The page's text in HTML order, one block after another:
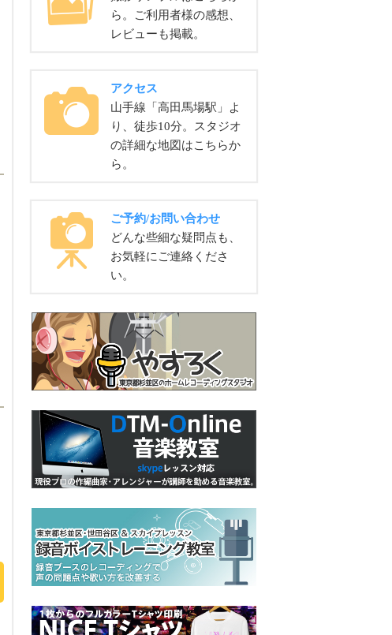
ら。ご利用者様の感想、
レビューも掲載。
アクセス
山手線「高田馬場駅」よ
り、徒歩10分。スタジオ
の詳細な地図はこちらか
ら。
ご予約/お問い合わせ
どんな些細な疑問点も、
お気軽にご連絡くださ
い。